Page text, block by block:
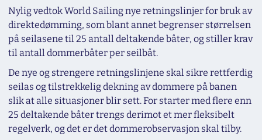
Nylig vedtok World Sailing nye retningslinjer for bruk av
direktedømming, som blant annet begrenser størrelsen
på seilasene til 25 antall deltakende båter, og stiller krav
til antall dommerbåter per seilbåt.
De nye og strengere retningslinjene skal sikre rettferdig
seilas og tilstrekkelig dekning av dommere på banen
slik at alle situasjoner blir sett. For starter med flere enn
25 deltakende båter trengs derimot et mer fleksibelt
regelverk, og det er det dommerobservasjon skal tilby.